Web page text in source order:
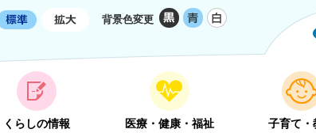
背景色変更
くらしの情報 医療・健康・福祉 子育て・